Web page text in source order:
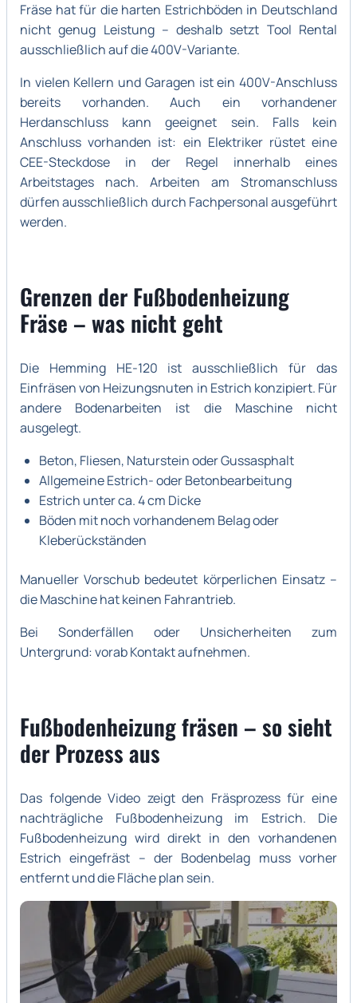
Fräse hat für die harten Estrichböden in Deutschland
nicht genug Leistung – deshalb setzt Tool Rental
ausschließlich auf die 400V-Variante.
In vielen Kellern und Garagen ist ein 400V-Anschluss
bereits vorhanden. Auch ein vorhandener
Herdanschluss kann geeignet sein. Falls kein
Anschluss vorhanden ist: ein Elektriker rüstet eine
CEE-Steckdose in der Regel innerhalb eines
Arbeitstages nach. Arbeiten am Stromanschluss
dürfen ausschließlich durch Fachpersonal ausgeführt
werden.
Grenzen der Fußbodenheizung
Fräse – was nicht geht
Die Hemming HE-120 ist ausschließlich für das
Einfräsen von Heizungsnuten in Estrich konzipiert. Für
andere Bodenarbeiten ist die Maschine nicht
ausgelegt.
Beton, Fliesen, Naturstein oder Gussasphalt
Allgemeine Estrich- oder Betonbearbeitung
Estrich unter ca. 4 cm Dicke
Böden mit noch vorhandenem Belag oder
Kleberückständen
Manueller Vorschub bedeutet körperlichen Einsatz –
die Maschine hat keinen Fahrantrieb.
Bei Sonderfällen oder Unsicherheiten zum
Untergrund: vorab Kontakt aufnehmen.
Fußbodenheizung fräsen – so sieht
der Prozess aus
Das folgende Video zeigt den Fräsprozess für eine
nachträgliche Fußbodenheizung im Estrich. Die
Fußbodenheizung wird direkt in den vorhandenen
Estrich eingefräst – der Bodenbelag muss vorher
entfernt und die Fläche plan sein.